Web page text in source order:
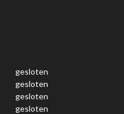
gesloten
gesloten
gesloten
gesloten